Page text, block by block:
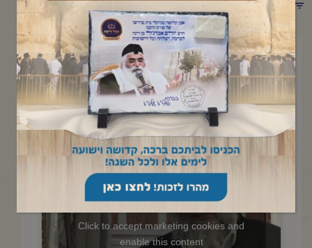
תפריט קטגוריות
החיד"א-שיעור הלכה לאברכים- ח'
כסלו תשפ"ה
דצמבר 18, 2024
Click to accept marketing cookies and
enable this content